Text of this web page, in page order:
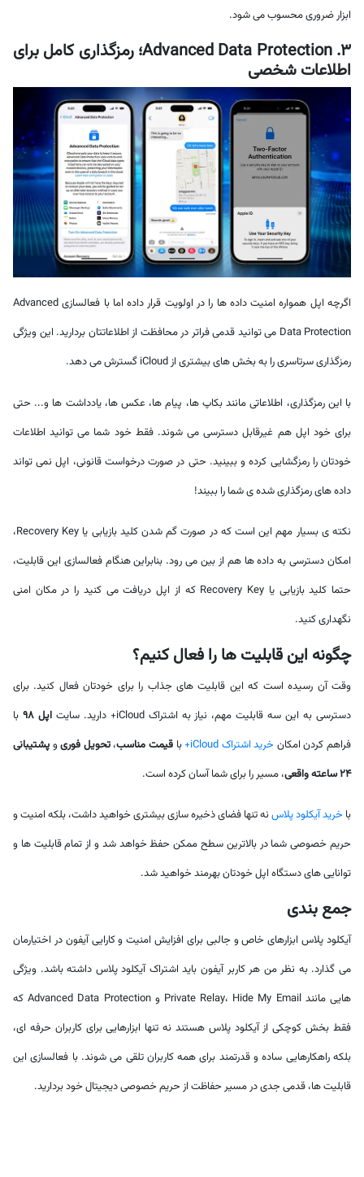
ابزار ضروری محسوب می شود.
3. Advanced Data Protection؛ رمزگذاری کامل برای
اطلاعات شخصی
اگرچه اپل همواره امنیت داده ها را در اولویت قرار داده اما با فعالسازی Advanced
Data Protection می توانید قدمی فراتر در محافظت از اطلاعاتتان بردارید. این ویژگی
رمزگذاری سرتاسری را به بخش های بیشتری از iCloud گسترش می دهد.
با این رمزگذاری، اطلاعاتی مانند بکاپ ها، پیام ها، عکس ها، یادداشت ها و... حتی
برای خود اپل هم غیرقابل دسترسی می شوند. فقط خود شما می توانید اطلاعات
خودتان را رمزگشایی کرده و ببینید. حتی در صورت درخواست قانونی، اپل نمی تواند
داده های رمزگذاری شده ی شما را ببیند!
نکته ی بسیار مهم این است که در صورت گم شدن کلید بازیابی یا Recovery Key،
امکان دسترسی به داده ها هم از بین می رود. بنابراین هنگام فعالسازی این قابلیت،
حتما کلید بازیابی یا Recovery Key که از اپل دریافت می کنید را در مکان امنی
نگهداری کنید.
چگونه این قابلیت ها را فعال کنیم؟
وقت آن رسیده است که این قابلیت های جذاب را برای خودتان فعال کنید. برای
دسترسی به این سه قابلیت مهم، نیاز به اشتراک iCloud+ دارید. سایت
اپل 98
با
فراهم کردن امکان خرید اشتراک iCloud+ باقیمت مناسب،تحویل فوریو پشتیبانی
۲۴ ساعته واقعی
، مسیر را برای شما آسان کرده است.
با خرید آیکلود پلاس نه تنها فضای ذخیره سازی بیشتری خواهید داشت، بلکه امنیت و
حریم خصوصی شما در بالاترین سطح ممکن حفظ خواهد شد و از تمام قابلیت ها و
توانایی های دستگاه اپل خودتان بهرمند خواهید شد.
جمع بندی
آیکلود پلاس ابزارهای خاص و جالبی برای افزایش امنیت و کارایی آیفون در اختیارمان
می گذارد. به نظر من هر کاربر آیفون باید اشتراک آیکلود پلاس داشته باشد. ویژگی
هایی مانند Private Relay، Hide My Email و Advanced Data Protection که
فقط بخش کوچکی از آیکلود پلاس هستند نه تنها ابزارهایی برای کاربران حرفه ای،
بلکه راهکارهایی ساده و قدرتمند برای همه کاربران تلقی می شوند. با فعالسازی این
قابلیت ها، قدمی جدی در مسیر حفاظت از حریم خصوصی دیجیتال خود بردارید.